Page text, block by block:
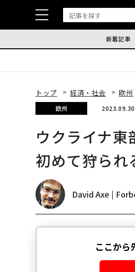
新着記事
トップ 経済・社会 欧州
欧州
ウクライナ東
初めて狩られ
David Axe |